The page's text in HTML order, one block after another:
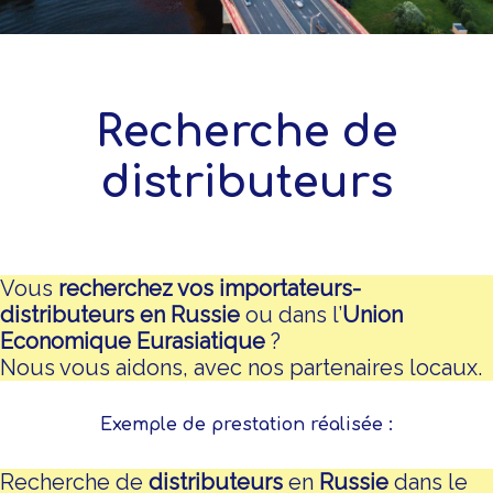
Recherche de
distributeurs
Vous recherchez vos importateurs-
distributeurs en Russie ou dans l’Union
Economique Eurasiatique ?
Nous vous aidons, avec nos partenaires locaux.
Exemple de prestation réalisée :
Recherche de distributeurs en Russie dans le